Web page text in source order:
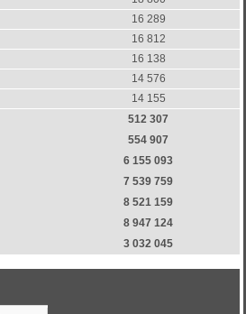
16 289
16 812
16 138
14 576
14 155
512 307
554 907
6 155 093
7 539 759
8 521 159
8 947 124
3 032 045